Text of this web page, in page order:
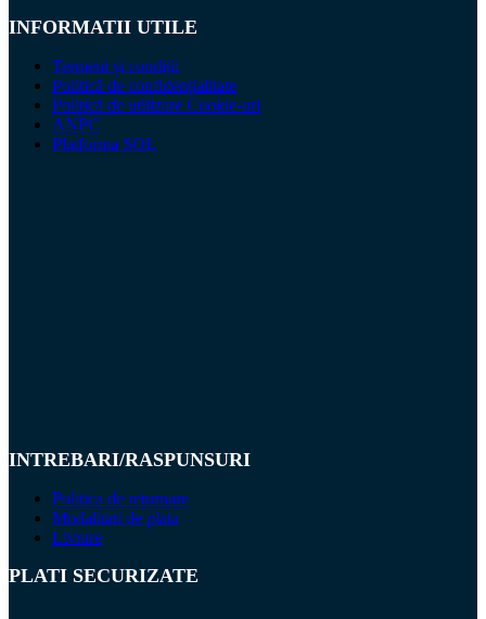
INFORMATII UTILE
Termeni și condiții
Politică de confidențialitate
Politică de utilizare Cookie-uri
ANPC
Platforma SOL
INTREBARI/RASPUNSURI
Politica de returnare
Modalitati de plata
Livrare
PLATI SECURIZATE